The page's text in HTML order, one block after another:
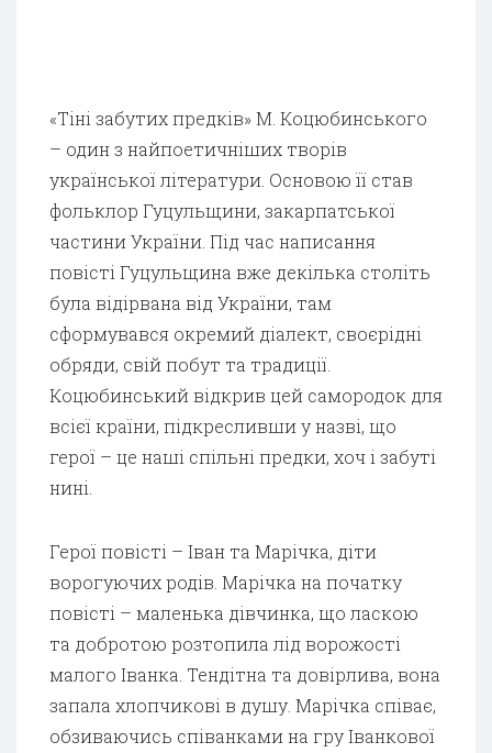
«Тіні забутих предків» М. Коцюбинського
– один з найпоетичніших творів
української літератури. Основою її став
фольклор Гуцульщини, закарпатської
частини України. Під час написання
повісті Гуцульщина вже декілька століть
була відірвана від України, там
сформувався окремий діалект, своєрідні
обряди, свій побут та традиції.
Коцюбинський відкрив цей самородок для
всієї країни, підкресливши у назві, що
герої – це наші спільні предки, хоч і забуті
нині.
Герої повісті – Іван та Марічка, діти
ворогуючих родів. Марічка на початку
повісті – маленька дівчинка, що ласкою
та добротою розтопила лід ворожості
малого Іванка. Тендітна та довірлива, вона
запала хлопчикові в душу. Марічка співає,
обзиваючись співанками на гру Іванкової